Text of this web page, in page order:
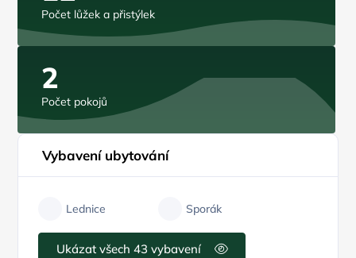
Počet lůžek a přistýlek
2
Počet pokojů
Vybavení ubytování
Lednice Sporák
Ukázat všech 43 vybavení